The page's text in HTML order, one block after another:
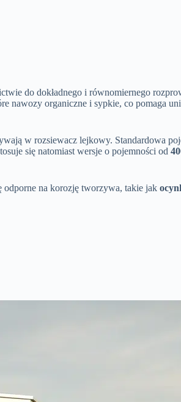
do dokładnego i równomiernego
nawozy organiczne i sypkie, co pomaga
w rozsiewacz lejkowy. Standardowa
się natomiast wersje o pojemności od
odporne na korozję tworzywa, takie jak